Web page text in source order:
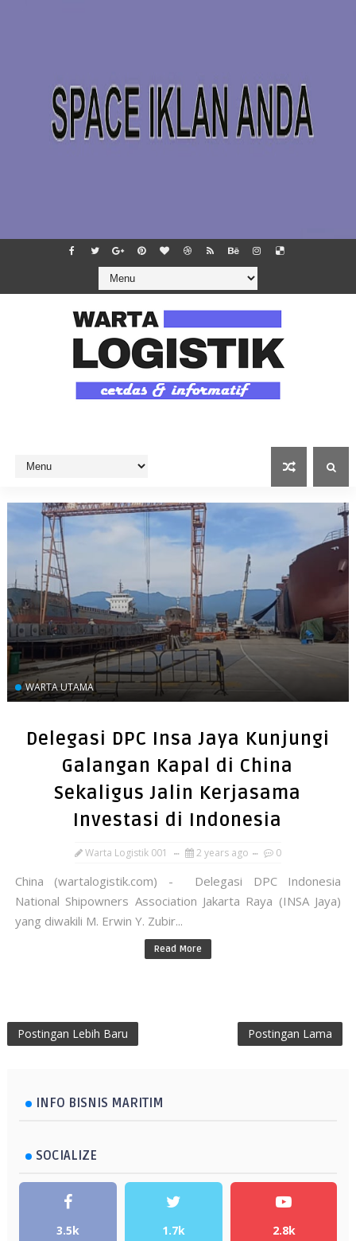
WARTA UTAMA
Delegasi DPC Insa Jaya Kunjungi
Galangan Kapal di China
Sekaligus Jalin Kerjasama
Investasi di Indonesia
Warta Logistik 001 2 years ago 0
China (wartalogistik.com) - Delegasi DPC Indonesia
National Shipowners Association Jakarta Raya (INSA Jaya)
yang diwakili M. Erwin Y. Zubir...
Read More
Postingan Lebih Baru Postingan Lama
INFO BISNIS MARITIM
SOCIALIZE
3.5k 1.7k 2.8k